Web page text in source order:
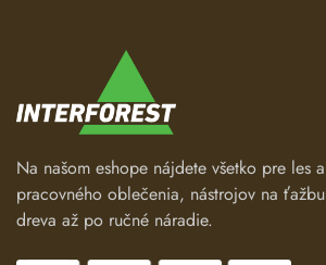
Na našom eshope nájdete všetko pre les
pracovného oblečenia, nástrojov na
dreva až po ručné náradie.